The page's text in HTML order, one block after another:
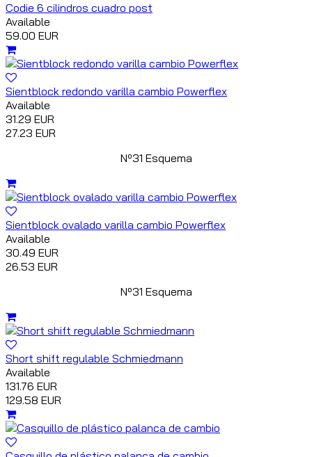
Codie 6 cilindros cuadro post
Available
59.00 EUR
Sientblock redondo varilla cambio Powerflex
Available
31.29 EUR
27.23 EUR
Nº31 Esquema
Sientblock ovalado varilla cambio Powerflex
Available
30.49 EUR
26.53 EUR
Nº31 Esquema
Short shift regulable Schmiedmann
Available
131.76 EUR
129.58 EUR